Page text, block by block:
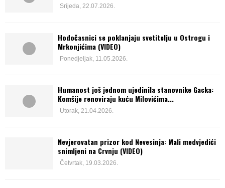
Srijeda, 22.07.2026.
Hodočasnici se poklanjaju svetitelju u Ostrogu i
Mrkonjićima (VIDEO)
Ponedjeljak, 11.05.2026.
Humanost još jednom ujedinila stanovnike Gacka:
Komšije renoviraju kuću Milovićima...
Utorak, 21.04.2026.
Nevjerovatan prizor kod Nevesinja: Mali medvjedići
snimljeni na Crvnju (VIDEO)
Četvrtak, 19.03.2026.